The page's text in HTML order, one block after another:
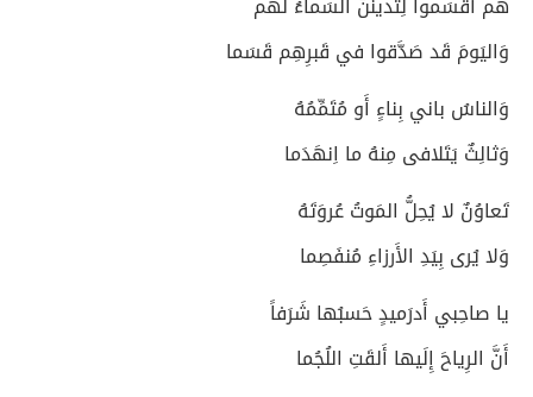
وَاليَومَ قَد صَدَّقوا في قَبرِهِم قَسَما
وَالناسُ باني بِناءٍ أَو مُتَمِّمُهُ
وَثالِثٌ يَتَلافى مِنهُ ما اِنهَدَما
تَعاوُنٌ لا يُحِلُّ المَوتُ عُروَتَهُ
وَلا يُرى بِيَدِ الأَرزاءِ مُنفَصِما
يا صاحِبي أَدرَميدٍ حَسبُها شَرَفاً
أَنَّ الرِياحَ إِلَيها أَلقَتِ اللُجُما